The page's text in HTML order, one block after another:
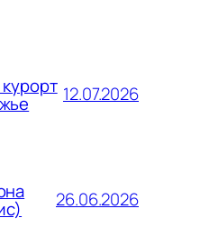
12.07.2026
26.06.2026